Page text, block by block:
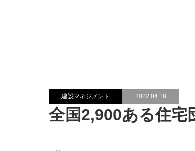
建設マネジメント 2022.04.18
全国2,900ある住宅